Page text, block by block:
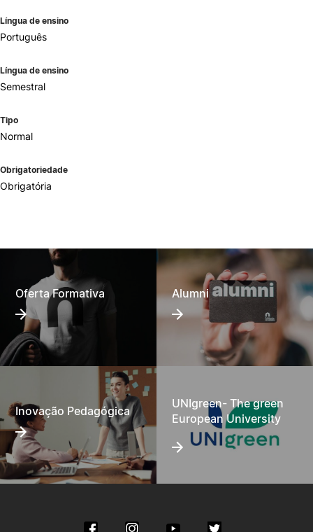
Língua de ensino
Português
Língua de ensino
Semestral
Tipo
Normal
Obrigatoriedade
Obrigatória
Oferta Formativa Alumni
Inovação Pedagógica
UNIgreen- The green
European University